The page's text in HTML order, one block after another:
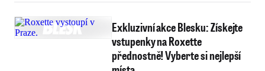
Exkluzivní akce Blesku: Získejte
vstupenky na Roxette
přednostně! Vyberte si nejlepší